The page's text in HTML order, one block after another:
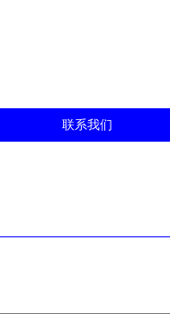
联系我们